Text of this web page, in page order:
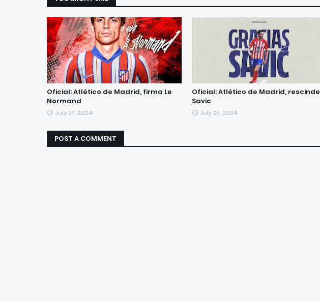
Oficial: Atlético de Madrid, firma Le
Normand
July 27, 2024
Oficial: Atlético de Madrid, rescinde
Savic
July 27, 2024
POST A COMMENT